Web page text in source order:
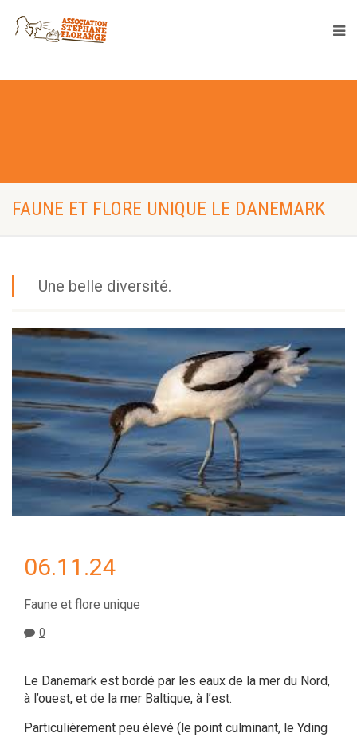
FAUNE ET FLORE UNIQUE LE DANEMARK
Une belle diversité.
06.11.24
Faune et flore unique
0
Le Danemark est bordé par les eaux de la mer du Nord,
à l’ouest, et de la mer Baltique, à l’est.
Particulièrement peu élevé (le point culminant, le Yding